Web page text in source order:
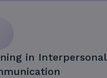
in Interpersonal